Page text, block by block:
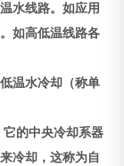
水线路。如应用
如高低温线路各
温水冷却（称单
的中央冷却系器
冷却，这称为自